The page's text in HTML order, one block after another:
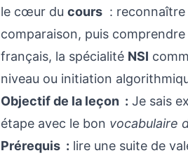
le cœur du cours: reconnaître
comparaison, puis
français, la spécialité NSI
niveau ou initiation
Objectif de la leçon : Je sais
étape avec le bon vocabulaire
Prérequis : lire une suite de